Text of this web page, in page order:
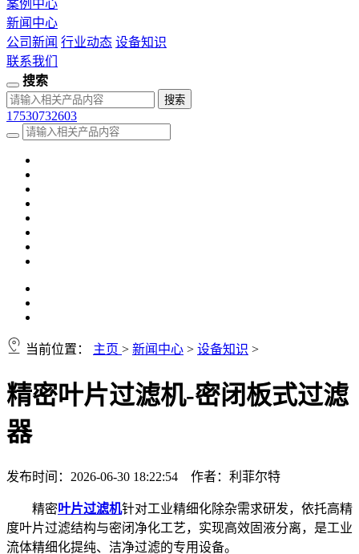
案例中心
新闻中心
公司新闻 行业动态 设备知识
联系我们
搜索
17530732603
当前位置： 主页 > 新闻中心 > 设备知识 >
精密叶片过滤机-密闭板式过滤
器
发布时间：2026-06-30 18:22:54 作者：利菲尔特
精密叶片过滤机针对工业精细化除杂需求研发，依托高精
度叶片过滤结构与密闭净化工艺，实现高效固液分离，是工业
流体精细化提纯、洁净过滤的专用设备。